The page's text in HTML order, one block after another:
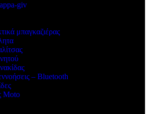
giv
μπαγκαζιέρας
– Bluetooth
Moto